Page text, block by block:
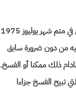
عليه من دون ضرورة سابق
مادام ذلك ممكنا أو الفسخ.
تبيح الفسخ جزاءا